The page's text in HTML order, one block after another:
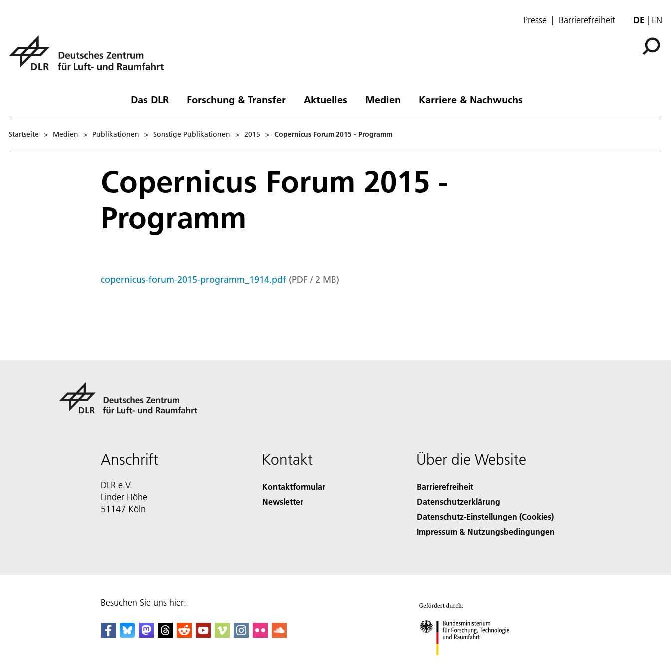
Presse Barrierefreiheit DE EN
Das DLR Forschung & Transfer Aktuelles Medien Karriere & Nachwuchs
Startseite > Medien > Publikationen > Sonstige Publikationen > 2015 > Copernicus Forum 2015 - Programm
Copernicus Forum 2015 -
Programm
copernicus-forum-2015-programm_1914.pdf (PDF / 2 MB)
Anschrift
DLR e.V.
Linder Höhe
51147 Köln
Kontakt
Kontaktformular
Newsletter
Über die Website
Barrierefreiheit
Datenschutzerklärung
Datenschutz-Einstellungen (Cookies)
Impressum & Nutzungsbedingungen
Besuchen Sie uns hier: